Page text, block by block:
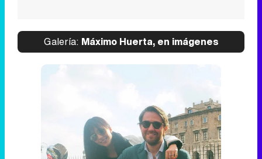
Galería: Máximo Huerta, en imágenes